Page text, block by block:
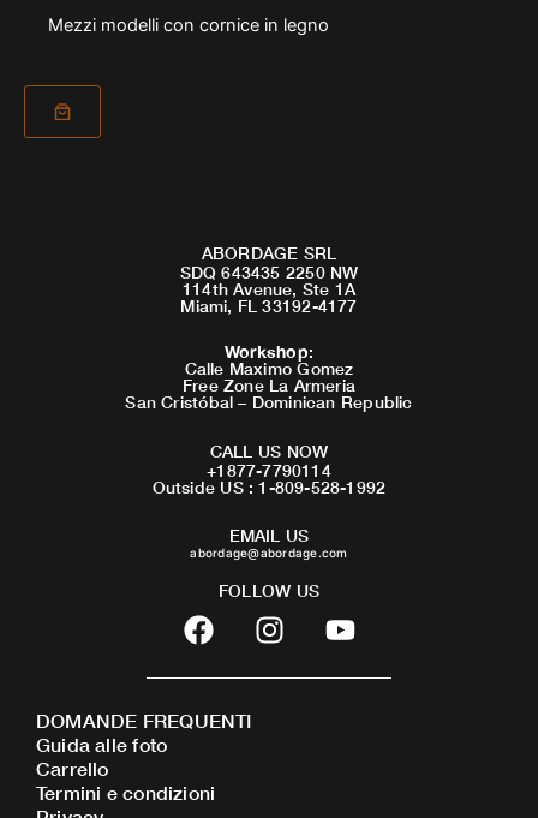
Mezzi modelli con cornice in legno
ABORDAGE SRL
SDQ 643435 2250 NW
114th Avenue, Ste 1A
Miami, FL 33192-4177
Workshop:
Calle Maximo Gomez
Free Zone La Armeria
San Cristóbal – Dominican Republic
CALL US NOW
+1877-7790114
Outside US : 1-809-528-1992
EMAIL US
abordage@abordage.com
FOLLOW US
F
a
c
b
o
I
n
s
Y
o
u
DOMANDE FREQUENTI
Guida alle foto
Carrello
Termini e condizioni